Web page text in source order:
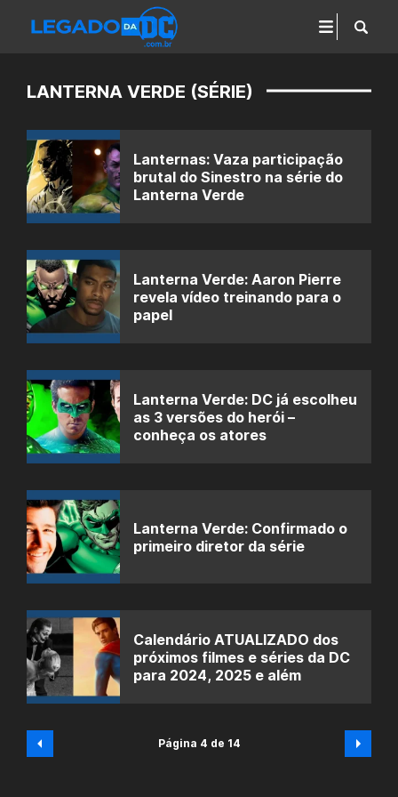
LANTERNA VERDE (SÉRIE)
Lanternas: Vaza participação
brutal do Sinestro na série do
Lanterna Verde
Lanterna Verde: Aaron Pierre
revela vídeo treinando para o
papel
Lanterna Verde: DC já escolheu
as 3 versões do herói –
conheça os atores
Lanterna Verde: Confirmado o
primeiro diretor da série
Calendário ATUALIZADO dos
próximos filmes e séries da DC
para 2024, 2025 e além
Página 4 de 14